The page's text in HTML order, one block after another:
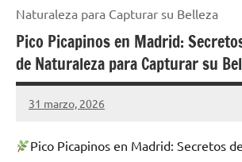
Naturaleza para Capturar su Belleza
Pico Picapinos en Madrid:
de Naturaleza para Capturar su
31 marzo, 2026
Cuidasdeti
1
Pico Picapinos en Madrid: Secretos